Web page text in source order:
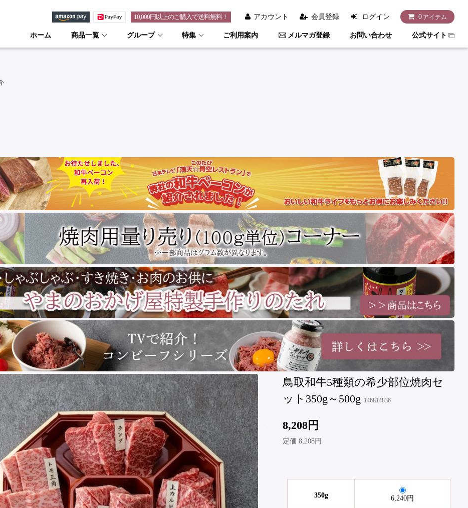
10,000円以上のご購入で送料無料！ アカウント 会員登録 ログイン 0 アイテム
ホーム 商品一覧 グループ 特集 ご利用案内 メルマガ登録 お問い合わせ 公式サイト
鳥取和牛5種類の希少部位焼肉セ
ット350g～500g 146814836
8,208円
定価 8,208円
350g 6,240円